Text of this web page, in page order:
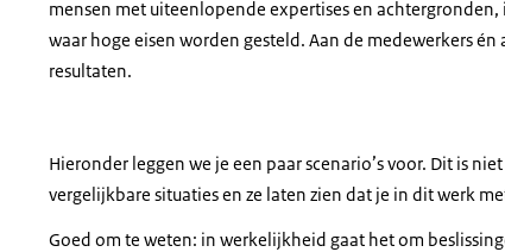
mensen met uiteenlopende expertises en
waar hoge eisen worden gesteld. Aan de medewerkers én
resultaten.
Hieronder leggen we je een paar scenario’s voor. Dit is
vergelijkbare situaties en ze laten zien dat je in dit werk
Goed om te weten: in werkelijkheid gaat het om